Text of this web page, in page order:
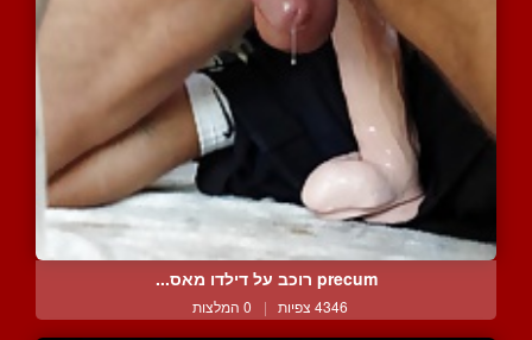
precum רוכב על דילדו מאס...
4346 צפיות | 0 המלצות